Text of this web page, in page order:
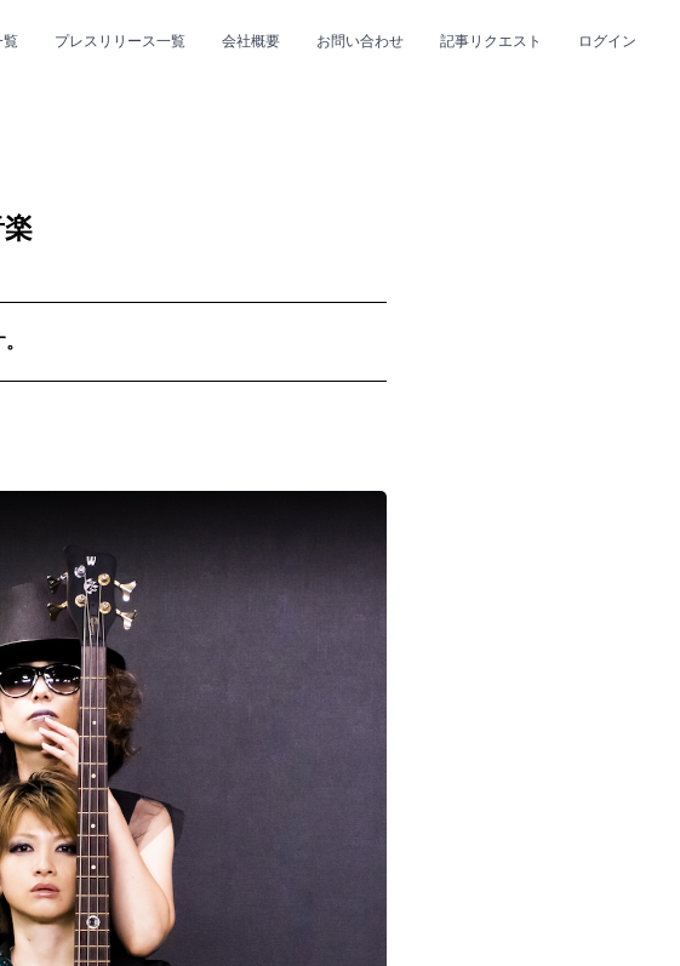
覧 プレスリリース一覧 会社概要 お問い合わせ 記事リクエスト ログイン
性シンガーグループ #R&B/ソウル